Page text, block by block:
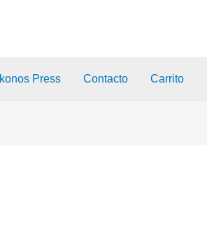
Ikonos Press Contacto Carrito